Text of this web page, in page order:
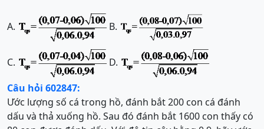
A. B.
C. D.
Câu hỏi 602847:
Ước lượng số cá trong hồ, đánh bắt 200 con cá đánh
dấu và thả xuống hồ. Sau đó đánh bắt 1600 con thấy có